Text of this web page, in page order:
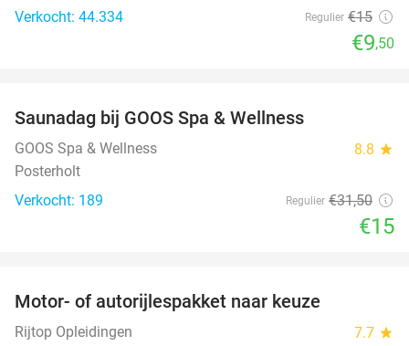
Verkocht: 44.334
Regulier €15
€9,50
Saunadag bij GOOS Spa & Wellness
GOOS Spa & Wellness 8.8 star
Posterholt
Verkocht: 189
Regulier €31,50
€15
Motor- of autorijlespakket naar keuze
Rijtop Opleidingen 7.7 star